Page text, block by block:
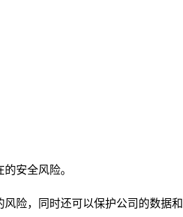
安全风险。
险，同时还可以保护公司的数据和